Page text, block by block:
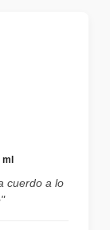
ml
cuerdo a lo